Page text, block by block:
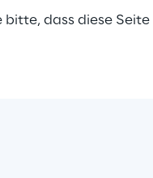
dass diese Seite